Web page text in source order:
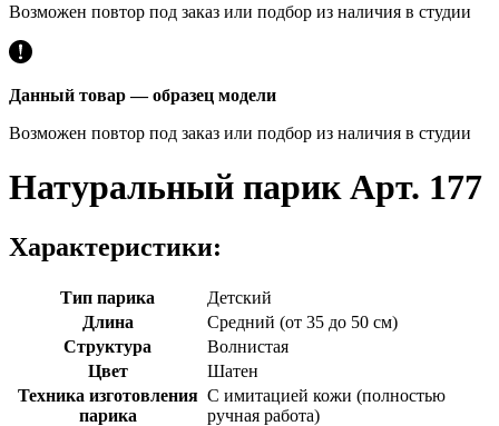
Возможен повтор под заказ или подбор из наличия в студии
Данный товар — образец модели
Возможен повтор под заказ или подбор из наличия в студии
Натуральный парик Арт. 177
Характеристики:
Тип парика
Детский
Длина
Средний (от 35 до 50 см)
Структура
Волнистая
Цвет
Шатен
Техника изготовления
парика
С имитацией кожи (полностью
ручная работа)